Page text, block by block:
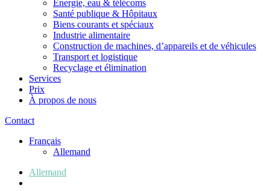
Énergie, eau & télécoms
Santé publique & Hôpitaux
Biens courants et spéciaux
Industrie alimentaire
Construction de machines, d’appareils et de véhicules
Transport et logistique
Recyclage et élimination
Services
Prix
À propos de nous
Contact
Français
Allemand
Allemand